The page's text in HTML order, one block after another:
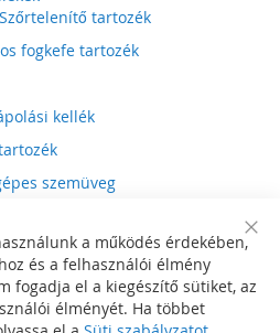
tartozék
fogkefe tartozék
kellék
szemüveg
lejátszó
Bar
a működés érdekében,
és a felhasználói élmény
fogadja el a kiegészítő sütiket, az
élményét. Ha többet